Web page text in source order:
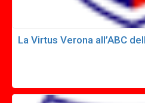
La Virtus Verona all’ABC